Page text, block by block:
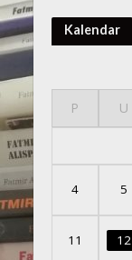
Kalendar
P U
4 5
11 12